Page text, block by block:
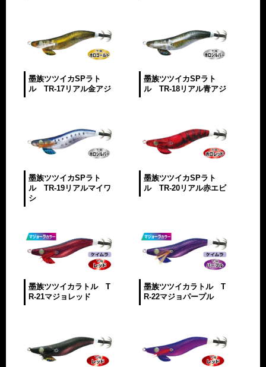
墨族ツツイカSPラト
ル TR-17リアル金アジ
墨族ツツイカSPラト
ル TR-18リアル青アジ
墨族ツツイカSPラト
ル TR-19リアルマイワ
シ
墨族ツツイカSPラト
ル TR-20リアル赤エビ
墨族ツツイカラトル T
R-21マジョレッド
墨族ツツイカラトル T
R-22マジョパープル